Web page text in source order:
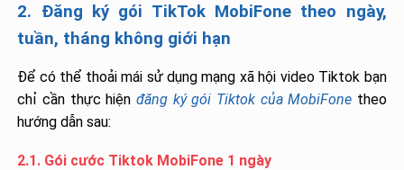
2. Đăng ký gói TikTok MobiFone theo ngày,
tuần, tháng không giới hạn
Để có thể thoải mái sử dụng mạng xã hội video Tiktok bạn
chỉ cần thực hiện đăng ký gói Tiktok của MobiFone theo
hướng dẫn sau:
2.1. Gói cước Tiktok MobiFone 1 ngày